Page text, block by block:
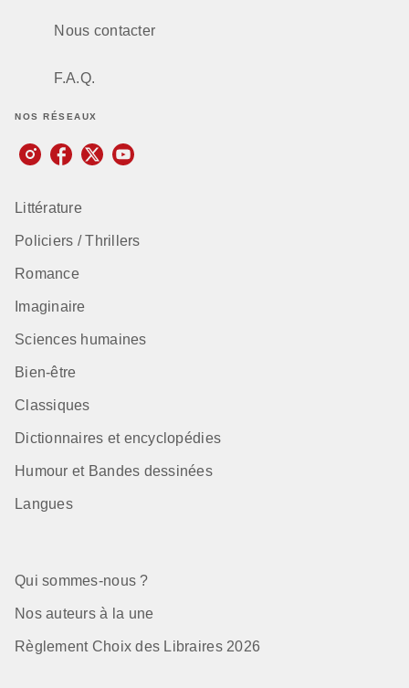
Nous contacter
F.A.Q.
NOS RÉSEAUX
Littérature
Policiers / Thrillers
Romance
Imaginaire
Sciences humaines
Bien-être
Classiques
Dictionnaires et encyclopédies
Humour et Bandes dessinées
Langues
Qui sommes-nous ?
Nos auteurs à la une
Règlement Choix des Libraires 2026